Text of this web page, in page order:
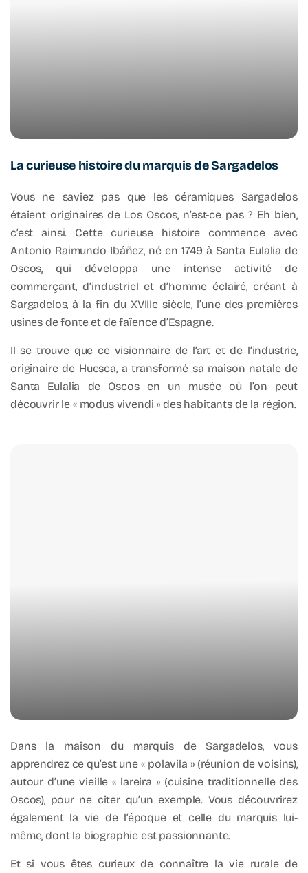
La curieuse histoire du marquis de Sargadelos
Vous ne saviez pas que les céramiques Sargadelos
étaient originaires de Los Oscos, n’est-ce pas ? Eh bien,
c’est ainsi. Cette curieuse histoire commence avec
Antonio Raimundo Ibáñez, né en 1749 à Santa Eulalia de
Oscos, qui développa une intense activité de
commerçant, d’industriel et d’homme éclairé, créant à
Sargadelos, à la fin du XVIIIe siècle, l’une des premières
usines de fonte et de faïence d’Espagne.
Il se trouve que ce visionnaire de l’art et de l’industrie,
originaire de Huesca, a transformé sa maison natale de
Santa Eulalia de Oscos en un musée où l’on peut
découvrir le « modus vivendi » des habitants de la région.
Dans la maison du marquis de Sargadelos, vous
apprendrez ce qu’est une « polavila » (réunion de voisins),
autour d’une vieille « lareira » (cuisine traditionnelle des
Oscos), pour ne citer qu’un exemple. Vous découvrirez
également la vie de l’époque et celle du marquis lui-
même, dont la biographie est passionnante.
Et si vous êtes curieux de connaître la vie rurale de